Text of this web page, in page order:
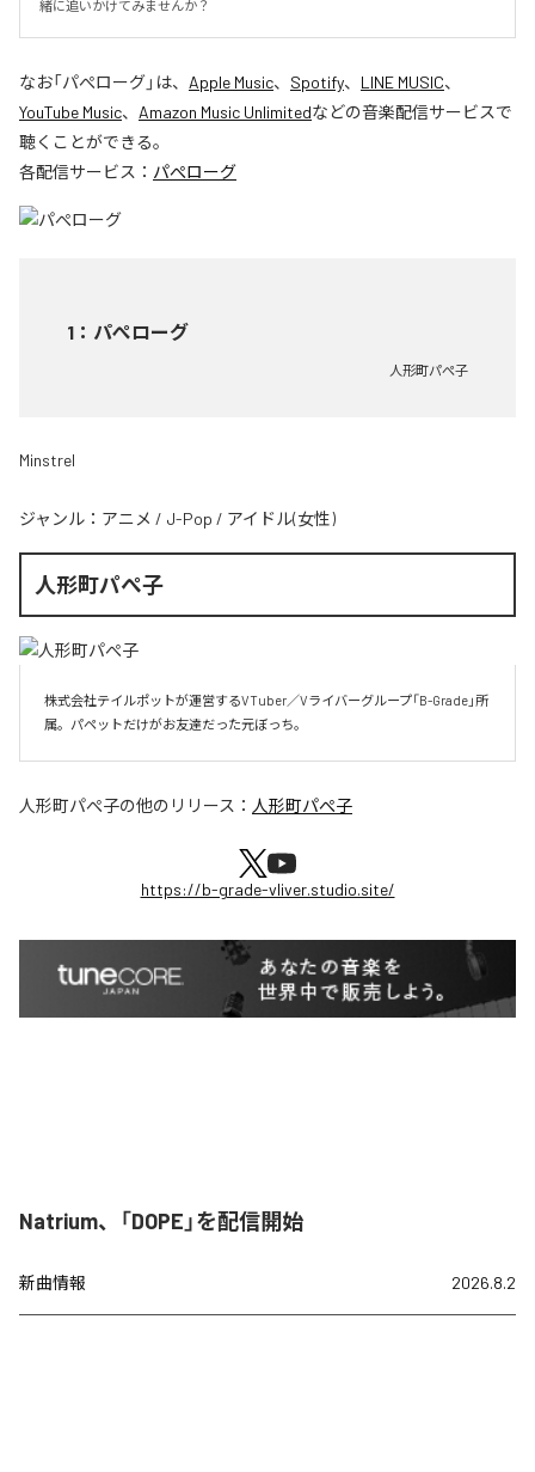
緒に追いかけてみませんか？
なお「パぺローグ」は、 Apple Music、 Spotify、 LINE MUSIC、
YouTube Music、 Amazon Music Unlimitedなどの音楽配信サービスで
聴くことができる。
各配信サービス： パぺローグ
1 ： パぺローグ
人形町パぺ子
Minstrel
ジャンル： アニメ / J-Pop / アイドル(女性)
人形町パぺ子
株式会社テイルポットが運営するVTuber／Vライバーグループ「B-Grade」所
属。パペットだけがお友達だった元ぼっち。
人形町パぺ子の他のリリース： 人形町パぺ子
https://b-grade-vliver.studio.site/
Natrium、「DOPE」を配信開始
新曲情報 2026.8.2